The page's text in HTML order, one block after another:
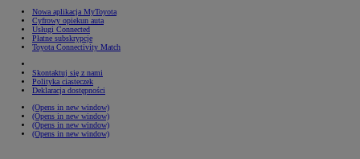
Nowa aplikacja MyToyota
Cyfrowy opiekun auta
Usługi Connected
Płatne subskrypcje
Toyota Connectivity Match
Skontaktuj się z nami
Polityka ciasteczek
Deklaracja dostępności
(Opens in new window)
(Opens in new window)
(Opens in new window)
(Opens in new window)